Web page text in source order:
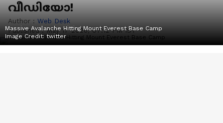
വീഡിയോ!
Author : Web Desk
Published :May 17 2026, 07:12 PM IST
Massive Avalanche Hitting Mount Everest Base Camp
Image Credit:twitter